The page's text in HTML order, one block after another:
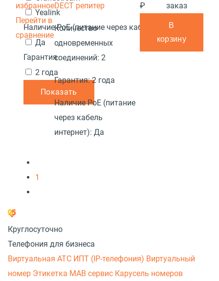
Yealink
Наличие PoE (питание через кабель интернет)
Да
Гарантия
2 года
Показать
избранное
Перейти в
сравнение
DECT репитер
Количество
одновременных
соединений: 2
Гарантия:2 года
Наличие PoE (питание
через кабель
интернет): Да
₽
заказ
В
корзину
1
Круглосуточно
Телефония для бизнеса
Виртуальная АТС ИПТ (IP-телефония) Виртуальный
номер Этикетка МАВ сервис Карусель номеров